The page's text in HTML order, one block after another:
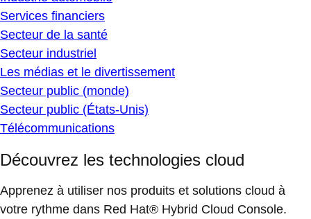
Services financiers
Secteur de la santé
Secteur industriel
Les médias et le divertissement
Secteur public (monde)
Secteur public (États-Unis)
Télécommunications
Découvrez les technologies cloud
Apprenez à utiliser nos produits et solutions cloud à
votre rythme dans Red Hat® Hybrid Cloud Console.